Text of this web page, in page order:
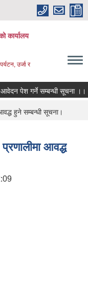
कार्यालय
उर्जा र
पेश गर्ने सम्बन्धी सूचना ।।
हुने सम्बन्धी सूचना।
आवद्ध